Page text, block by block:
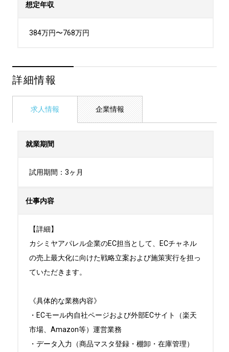
想定年収
384万円〜768万円
詳細情報
求人情報 企業情報
就業期間
試用期間：3ヶ月
仕事内容
【詳細】
カシミヤアパレル企業のEC担当として、ECチャネル
の売上最大化に向けた戦略立案および施策実行を担っ
ていただきます。
《具体的な業務内容》
・ECモール内自社ページおよび外部ECサイト（楽天
市場、Amazon等）運営業務
・データ入力（商品マスタ登録・棚卸・在庫管理）